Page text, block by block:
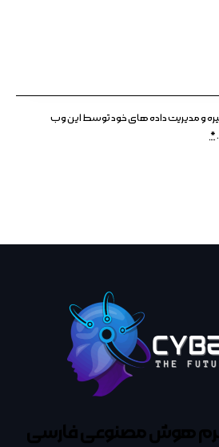
ذخیره و مدیریت داده های خود توسط این وب
*
هوش مصنوعی فارسی